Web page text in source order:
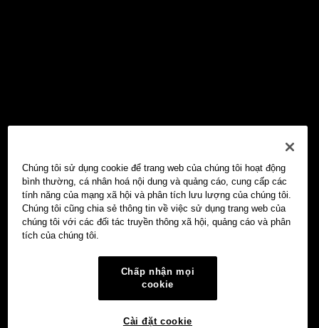
Chúng tôi sử dụng cookie để trang web của chúng tôi hoạt động
bình thường, cá nhân hoá nội dung và quảng cáo, cung cấp các
tính năng của mạng xã hội và phân tích lưu lượng của chúng tôi.
Chúng tôi cũng chia sẻ thông tin về việc sử dụng trang web của
chúng tôi với các đối tác truyền thông xã hội, quảng cáo và phân
tích của chúng tôi.
Chấp nhận mọi
cookie
Cài đặt cookie